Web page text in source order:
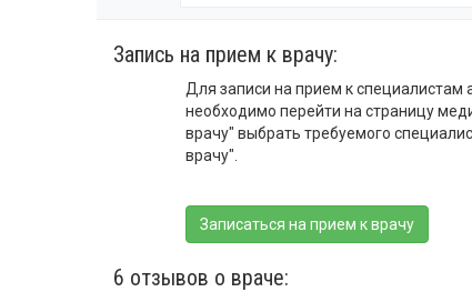
Запись на прием к врачу:
Для записи на прием к специалистам
необходимо перейти на страницу
врачу" выбрать требуемого
врачу".
Записаться на прием к врачу
6 отзывов о враче: